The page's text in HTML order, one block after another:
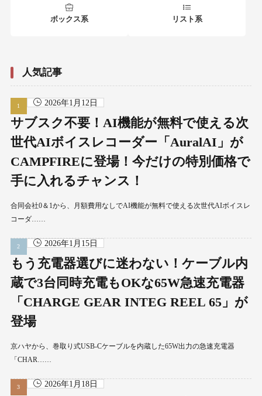
ボックス系 リスト系
人気記事
2026年1月12日
サブスク不要！AI機能が無料で使える次
世代AIボイスレコーダー「AuralAI」が
CAMPFIREに登場！今だけの特別価格で
手に入れるチャンス！
合同会社0＆1から、月額費用なしでAI機能が無料で使える次世代AIボイスレ
コーダ……
2026年1月15日
もう充電器選びに迷わない！ケーブル内
蔵で3台同時充電もOKな65W急速充電器
「CHARGE GEAR INTEG REEL 65」が
登場
京ハヤから、巻取り式USB-Cケーブルを内蔵した65W出力の急速充電器
「CHAR……
2026年1月18日